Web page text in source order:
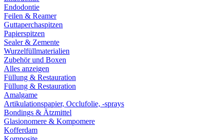
Endodontie
Feilen & Reamer
Guttaperchaspitzen
Papierspitzen
Sealer & Zemente
Wurzelfüllmaterialien
Zubehör und Boxen
Alles anzeigen
Füllung & Restauration
Füllung & Restauration
Amalgame
Artikulationspapier, Occlufolie, -sprays
Bondings & Ätzmittel
Glasionomere & Kompomere
Kofferdam